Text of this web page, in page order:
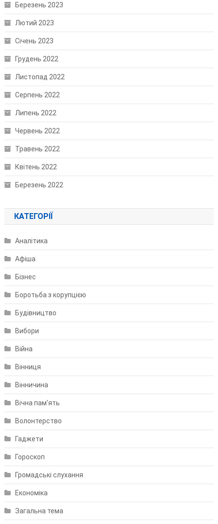
Березень 2023
Лютий 2023
Січень 2023
Грудень 2022
Листопад 2022
Серпень 2022
Липень 2022
Червень 2022
Травень 2022
Квітень 2022
Березень 2022
КАТЕГОРІЇ
Аналітика
Афіша
Бізнес
Боротьба з корупцією
Будівництво
Вибори
Війна
Вінниця
Вінничина
Вічна пам'ять
Волонтерство
Гаджети
Гороскоп
Громадські слухання
Економіка
Загальна тема